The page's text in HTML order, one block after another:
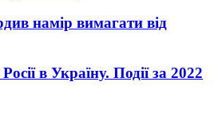
намір вимагати від
в Україну. Події за 2022